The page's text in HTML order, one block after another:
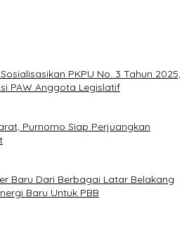
PKPU No. 3 Tahun 2025,
PAW Anggota Legislatif
Purnomo Siap Perjuangkan
Baru Dari Berbagai Latar Belakang
Baru Untuk PBB